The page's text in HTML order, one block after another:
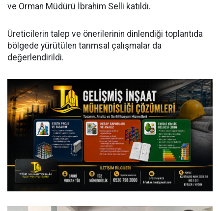
ve Orman Müdürü İbrahim Selli katıldı.
Üreticilerin talep ve önerilerinin dinlendiği toplantıda
bölgede yürütülen tarımsal çalışmalar da
değerlendirildi.